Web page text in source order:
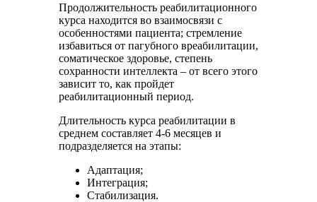
Продолжительность реабилитационного
курса находится во взаимосвязи с
особенностями пациента; стремление
избавиться от пагубного вреабилитации,
соматическое здоровье, степень
сохранности интеллекта – от всего этого
зависит то, как пройдет
реабилитационный период.
Длительность курса реабилитации в
среднем составляет 4-6 месяцев и
подразделяется на этапы:
Адаптация;
Интеграция;
Стабилизация.